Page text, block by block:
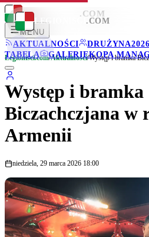
LEGIONISCI .COM
MENU
AKTUALNOŚCI
DRUŻYNA
TABELA
GALERIEKOPA
LEGIONISCI .COM
Legionisci.com/Aktualności/Występ i bramka
Występ i bramka
Biczachczjana w
Armenii
niedziela, 29 marca 2026 18:00